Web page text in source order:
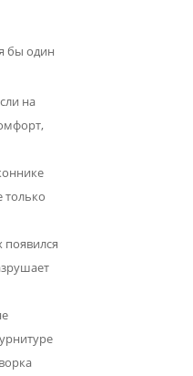
бы один
на
только
появился